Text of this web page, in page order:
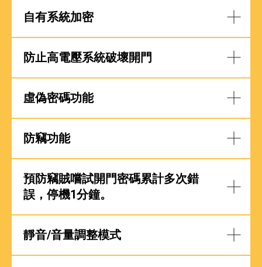
自有系統加密
防止高電壓系統破壞開門
虛偽密碼功能
防竊功能
預防竊賊嚐試開門密碼累計多次錯
誤，停機1分鐘。
靜音/音量調整模式